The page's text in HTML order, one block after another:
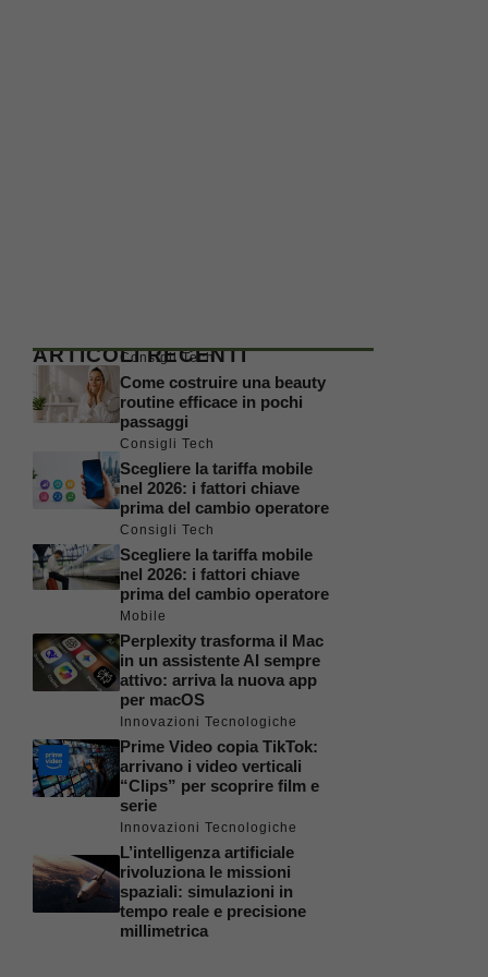
ARTICOLI RECENTI
Consigli Tech
Come costruire una beauty
routine efficace in pochi
passaggi
Consigli Tech
Scegliere la tariffa mobile
nel 2026: i fattori chiave
prima del cambio operatore
Consigli Tech
Scegliere la tariffa mobile
nel 2026: i fattori chiave
prima del cambio operatore
Mobile
Perplexity trasforma il Mac
in un assistente AI sempre
attivo: arriva la nuova app
per macOS
Innovazioni Tecnologiche
Prime Video copia TikTok:
arrivano i video verticali
“Clips” per scoprire film e
serie
Innovazioni Tecnologiche
L’intelligenza artificiale
rivoluziona le missioni
spaziali: simulazioni in
tempo reale e precisione
millimetrica